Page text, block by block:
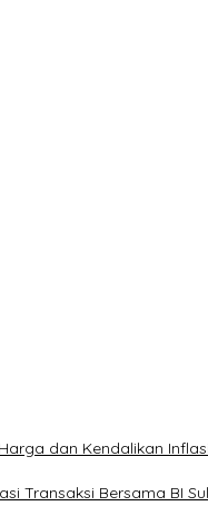
dan Kendalikan Inflasi
Transaksi Bersama BI